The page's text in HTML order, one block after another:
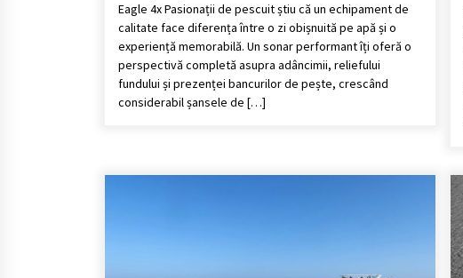
Eagle 4x Pasionații de pescuit știu că un echipament de
calitate face diferența între o zi obișnuită pe apă și o
experiență memorabilă. Un sonar performant îți oferă o
perspectivă completă asupra adâncimii, reliefului
fundului și prezenței bancurilor de pește, crescând
considerabil șansele de […]